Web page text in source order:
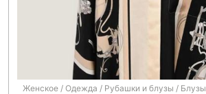
Женское / Одежда / Рубашки и блузы / Блузы